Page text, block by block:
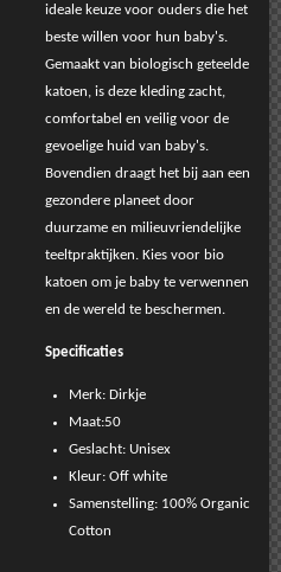
ideale keuze voor ouders die het
beste willen voor hun baby's.
Gemaakt van biologisch geteelde
katoen, is deze kleding zacht,
comfortabel en veilig voor de
gevoelige huid van baby's.
Bovendien draagt het bij aan een
gezondere planeet door
duurzame en milieuvriendelijke
teeltpraktijken. Kies voor bio
katoen om je baby te verwennen
en de wereld te beschermen.
Specificaties
Merk: Dirkje
Maat:50
Geslacht: Unisex
Kleur: Off white
Samenstelling: 100% Organic
Cotton